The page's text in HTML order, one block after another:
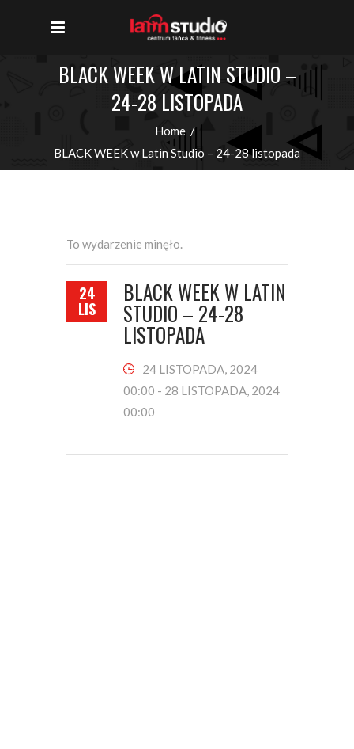
BLACK WEEK W LATIN STUDIO –
24-28 LISTOPADA
Home/
BLACK WEEK w Latin Studio – 24-28 listopada
To wydarzenie minęło.
24
LIS
BLACK WEEK W LATIN
STUDIO – 24-28
LISTOPADA
24 LISTOPADA, 2024
00:00 - 28 LISTOPADA, 2024
00:00